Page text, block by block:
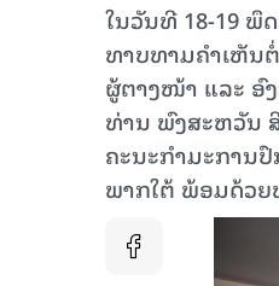
ໃນວັນທີ 18-19 ພຶ
ທາບທາມຄໍາເຫັນ
ຜູ້ຕາງໜ້າ ແລະ ອົ
ທ່ານ ພົງສະຫວັນ
ຄະນະກຳມະການ
ພາກໃຕ້ ພ້ອມດ້ວຍ